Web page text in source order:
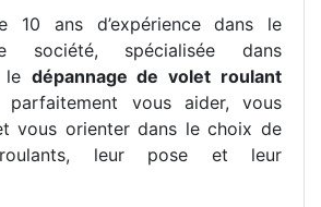
10 ans d’expérience dans le
société, spécialisée dans
le dépannage de volet roulant
parfaitement vous aider, vous
vous orienter dans le choix de
leur pose et leur